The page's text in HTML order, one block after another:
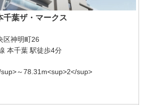
千葉ザ・マークス
区神明町26
本千葉 駅徒歩4分
～78.31m<sup>2</sup>